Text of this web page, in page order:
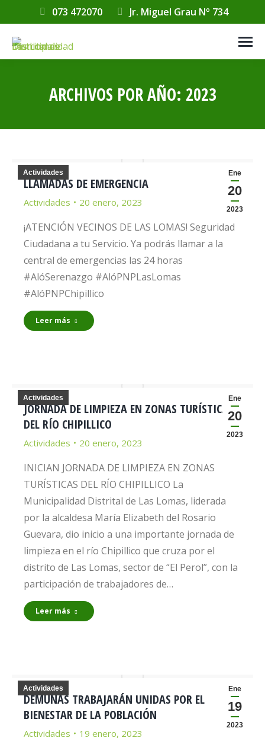
073 472070 Jr. Miguel Grau Nº 734
ARCHIVOS POR AÑO: 2023
Ene
20
2023
Actividades
LLAMADAS DE EMERGENCIA
Actividades 20 enero, 2023
¡ATENCIÓN VECINOS DE LAS LOMAS! Seguridad
Ciudadana a tu Servicio. Ya podrás llamar a la
central de emergencias las 24 horas
#AlóSerenazgo #AlóPNPLasLomas
#AlóPNPChipillico
Leer más
Ene
20
2023
Actividades
JORNADA DE LIMPIEZA EN ZONAS TURÍSTICAS
DEL RÍO CHIPILLICO
Actividades 20 enero, 2023
INICIAN JORNADA DE LIMPIEZA EN ZONAS
TURÍSTICAS DEL RÍO CHIPILLICO La
Municipalidad Distrital de Las Lomas, liderada
por la alcaldesa María Elizabeth del Rosario
Guevara, dio inicio a una importante jornada de
limpieza en el río Chipillico que cruza por el
distrito de Las Lomas, sector de “El Perol”, con la
participación de trabajadores de…
Leer más
Ene
19
2023
Actividades
DEMUNAS TRABAJARÁN UNIDAS POR EL
BIENESTAR DE LA POBLACIÓN
Actividades 19 enero, 2023